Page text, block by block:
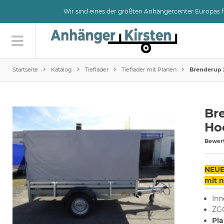
Wir sind eines der größten Anhängercenter Europas
Startseite Katalog Tieflader Tieflader mit Planen Brenderup
mit